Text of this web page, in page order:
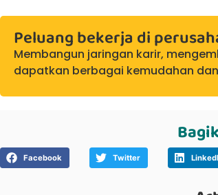
Peluang bekerja di
Membangun jaringan karir,
dapatkan berbagai kemudahan
Facebook Twitter